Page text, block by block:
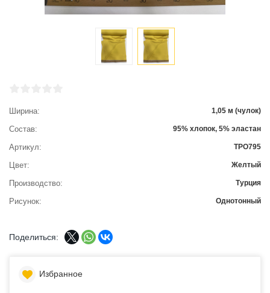
Ширина 1,05 м (чулок)
Состав 95% хлопок, 5% эластан
Артикул ТРО795
Цвет Желтый
Производство Турция
Рисунок Однотонный
Поделиться:
Избранное